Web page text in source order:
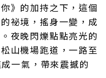
》的加持之下，這個
祕境，搖身一變，成
夜晚閃爍點點亮光的
山機場跑道，一路至
一氣，帶來震撼的